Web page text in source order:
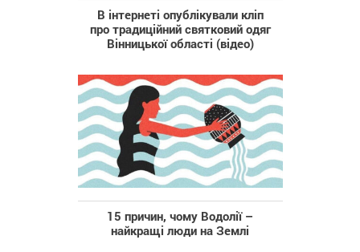
В інтернеті опублікували кліп
про традиційний святковий одяг
Вінницької області (відео)
15 причин, чому Водолії –
найкращі люди на Землі